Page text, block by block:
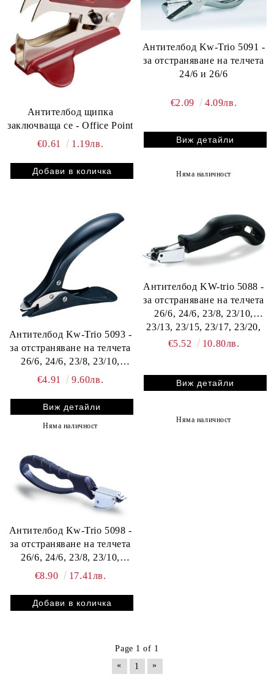
Антителбод щипка
заключваща се - Office Point
€0.61
1.19лв.
Антителбод Kw-Trio 5091 -
за отстраняване на телчета
24/6 и 26/6
€2.09 4.09лв.
Виж детайли
Няма наличност
Антителбод Kw-Trio 5093 -
за отстраняване на телчета
26/6, 24/6, 23/8, 23/10,
23/13, 23/15, 23/17, 23/20,
€4.91 9.60лв.
Виж детайли
Няма наличност
Антителбод KW-trio 5088 -
за отстраняване на телчета
26/6, 24/6, 23/8, 23/10,
23/13, 23/15, 23/17, 23/20,
23/23
€5.52 10.80лв.
Виж детайли
Няма наличност
Антителбод Kw-Trio 5098 -
за отстраняване на телчета
26/6, 24/6, 23/8, 23/10,
23/13, 23/15, 23/17, 23/20,
€8.90 17.41лв.
Page 1 of 1
«
1 »